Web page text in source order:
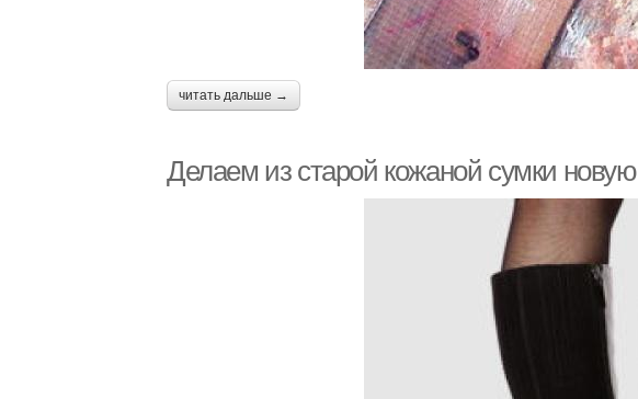
читать дальше →
Делаем из старой кожаной сумки новую